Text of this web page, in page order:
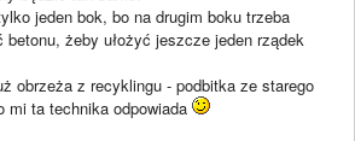
jeden bok, bo na drugim boku trzeba
betonu, żeby ułożyć jeszcze jeden rządek
obrzeża z recyklingu - podbitka ze starego
mi ta technika odpowiada